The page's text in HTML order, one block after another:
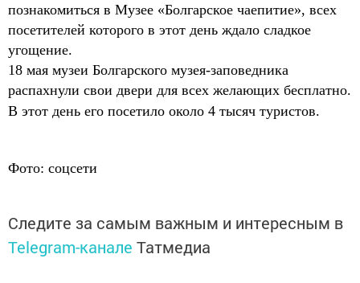
познакомиться в Музее «Болгарское чаепитие», всех
посетителей которого в этот день ждало сладкое
угощение.
18 мая музеи Болгарского музея-заповедника
распахнули свои двери для всех желающих бесплатно.
В этот день его посетило около 4 тысяч туристов.
Фото: соцсети
Следите за самым важным и интересным в
Telegram-канале Татмедиа